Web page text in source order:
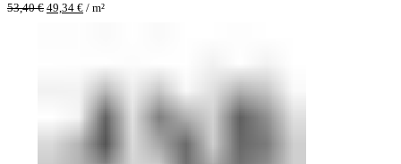
53,40€ 49,34 € / m²